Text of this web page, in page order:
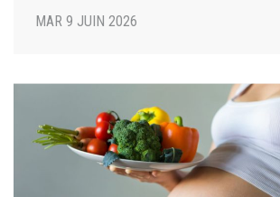
MAR 9 JUIN 2026